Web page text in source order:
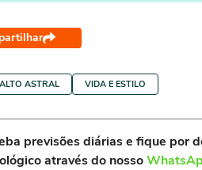
ALTO ASTRAL VIDA E ESTILO
previsões diárias e fique por
através do nosso